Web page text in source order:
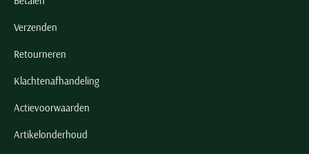
Verzenden
Retourneren
Klachtenafhandeling
Actievoorwaarden
Artikelonderhoud